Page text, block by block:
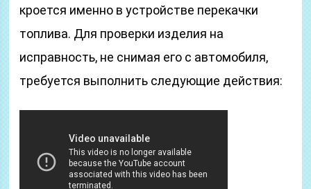
кроется именно в устройстве перекачки
топлива. Для проверки изделия на
исправность, не снимая его с автомобиля,
требуется выполнить следующие действия: